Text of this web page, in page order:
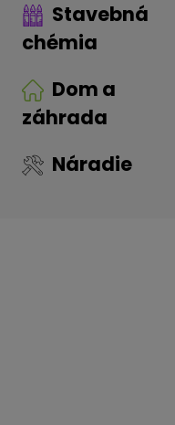
Stavebná
chémia
Dom a
záhrada
Náradie